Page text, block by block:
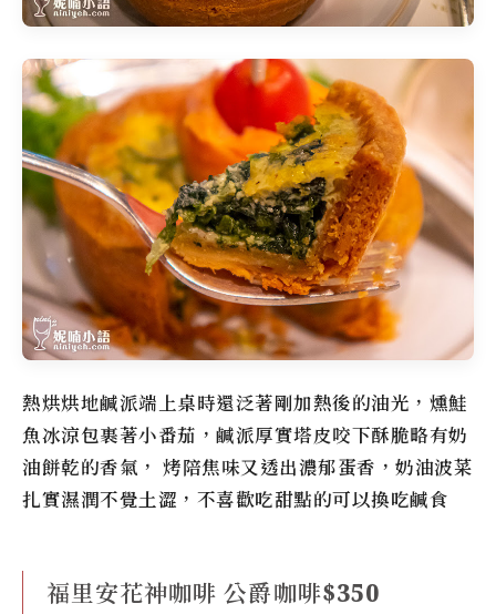
熱烘烘地鹹派端上桌時還泛著剛加熱後的油光，燻鮭
魚冰涼包裹著小番茄，鹹派厚實塔皮咬下酥脆略有奶
油餅乾的香氣， 烤陪焦味又透出濃郁蛋香，奶油波菜
扎實濕潤不覺土澀，不喜歡吃甜點的可以換吃鹹食
福里安花神咖啡 公爵咖啡$350